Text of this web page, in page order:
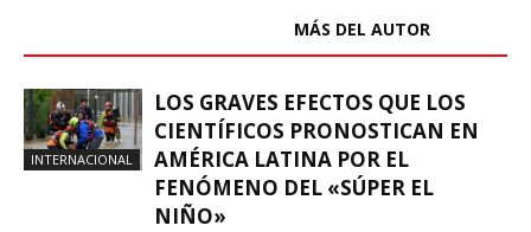
MÁS DEL AUTOR
INTERNACIONAL
LOS GRAVES EFECTOS QUE LOS
CIENTÍFICOS PRONOSTICAN EN
AMÉRICA LATINA POR EL
FENÓMENO DEL «SÚPER EL
NIÑO»